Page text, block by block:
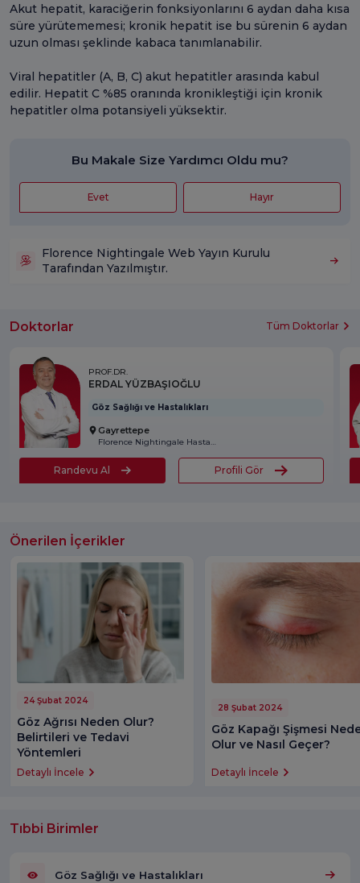
Akut hepatit, karaciğerin fonksiyonlarını 6 aydan daha kısa
süre yürütememesi; kronik hepatit ise bu sürenin 6 aydan
uzun olması şeklinde kabaca tanımlanabilir.
Viral hepatitler (A, B, C) akut hepatitler arasında kabul
edilir. Hepatit C %85 oranında kronikleştiği için kronik
hepatitler olma potansiyeli yüksektir.
Bu Makale Size Yardımcı Oldu mu?
Evet Hayır
Florence Nightingale Web Yayın Kurulu
Tarafından Yazılmıştır.
Doktorlar Tüm Doktorlar
PROF.DR.
ERDAL YÜZBAŞIOĞLU
Göz Sağlığı ve Hastalıkları
Gayrettepe
Florence Nightingale Hastanesi
Randevu Al Profili Gör
Önerilen İçerikler
24 Şubat 2024
Göz Ağrısı Neden Olur?
Belirtileri ve Tedavi
Yöntemleri
Detaylı İncele
28 Şubat 2024
Göz Kapağı Şişmesi
Olur ve Nasıl Geçer?
Detaylı İncele
Tıbbi Birimler
Göz Sağlığı ve Hastalıkları